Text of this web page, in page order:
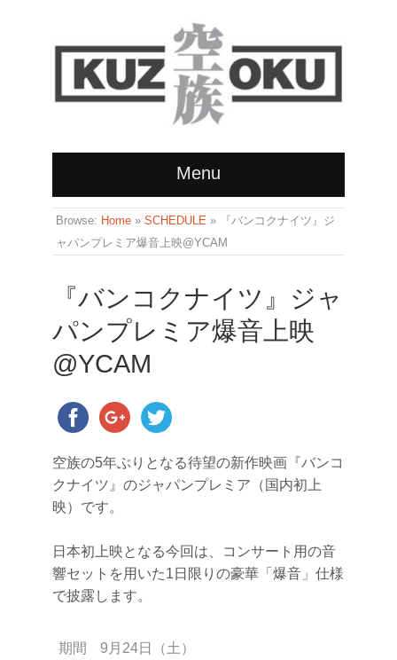
Menu
Browse: Home » SCHEDULE »
『バンコクナイツ』ジ
ャパンプレミア爆音上映@YCAM
『バンコクナイツ』ジャ
パンプレミア爆音上映
@YCAM
空族の5年ぶりとなる待望の新作映画『バンコ
クナイツ』のジャパンプレミア（国内初上
映）です。
日本初上映となる今回は、コンサート用の音
響セットを用いた1日限りの豪華「爆音」仕様
で披露します。
期間 9月24日（土）